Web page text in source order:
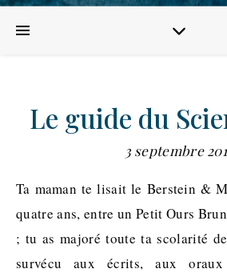
Le guide du
3 septembre
Ta maman te lisait le Berstein & Milza quand tu avais
quatre ans, entre un Petit Ours
; tu as majoré toute ta scolarité
survécu aux écrits, aux